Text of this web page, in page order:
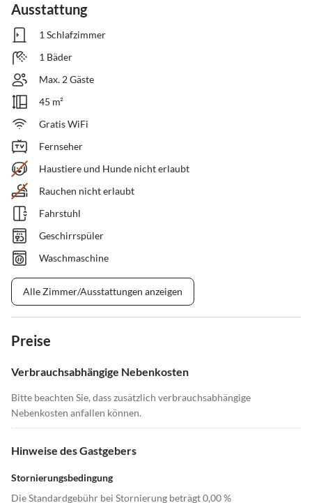
Ausstattung
1 Schlafzimmer
1 Bäder
Max. 2 Gäste
45 m²
Gratis WiFi
Fernseher
Haustiere und Hunde nicht erlaubt
Rauchen nicht erlaubt
Fahrstuhl
Geschirrspüler
Waschmaschine
Alle Zimmer/Ausstattungen anzeigen
Preise
Verbrauchsabhängige Nebenkosten
Bitte beachten Sie, dass zusätzlich verbrauchsabhängige
Nebenkosten anfallen können.
Hinweise des Gastgebers
Stornierungsbedingung
Die Standardgebühr bei Stornierung beträgt 0,00 %